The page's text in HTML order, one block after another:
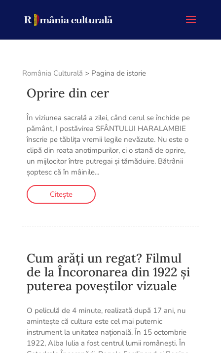
România Culturală > Pagina de istorie
Oprire din cer
În viziunea sacrală a zilei, când cerul se închide pe
pământ, I postăvirea SFÂNTULUI HARALAMBIE
înscrie pe tăblița vremii legile nevăzute. Nu este o
clipă din roata anotimpurilor, ci o stană de oprire,
un mijlocitor între putregai și tămăduire. Bătrânii
șoptesc că în mâinile...
Citește
Cum arăți un regat? Filmul
de la Încoronarea din 1922 și
puterea poveștilor vizuale
O peliculă de 4 minute, realizată după 17 ani, nu
amintește că cultura este cel mai puternic
instrument la unitatea națională. În 15 octombrie
1922, Alba Iulia a fost centrul lumii românești. În